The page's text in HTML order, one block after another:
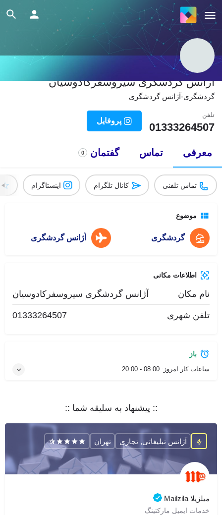
آژانس گردشگری سیروسفرکادوسیان
گردشگری-آژانس گردشگری
تلفن
01333264507
پروفایل
معرفی تماس گفتمان 0
تماس تلفنی کانال تلگرام اینستاگرام
موضوع
گردشگری آژانس گردشگری
اطلاعات مکانی
نام مکان آژانس گردشگری سیروسفرکادوسیان
تلفن شهری 01333264507
باز
ساعات کار امروز: 08:00 - 20:00
:: پیشنهاد به سلیقه شما ::
میلزیلا Mailzila
خدمات ایمیل مارکتینگ
آژانس تبلیغاتی, تجاری تهران